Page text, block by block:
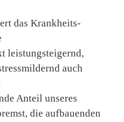
das Krankheits-
leistungsteigernd,
auch
Anteil unseres
die aufbauenden